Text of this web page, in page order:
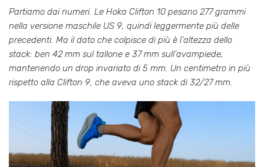
Partiamo dai numeri. Le Hoka Clifton 10 pesano 277 grammi
nella versione maschile US 9, quindi leggermente più delle
precedenti. Ma il dato che colpisce di più è l’altezza dello
stack: ben 42 mm sul tallone e 37 mm sull’avampiede,
mantenendo un drop invariato di 5 mm. Un centimetro in più
rispetto alla Clifton 9, che aveva uno stack di 32/27 mm.